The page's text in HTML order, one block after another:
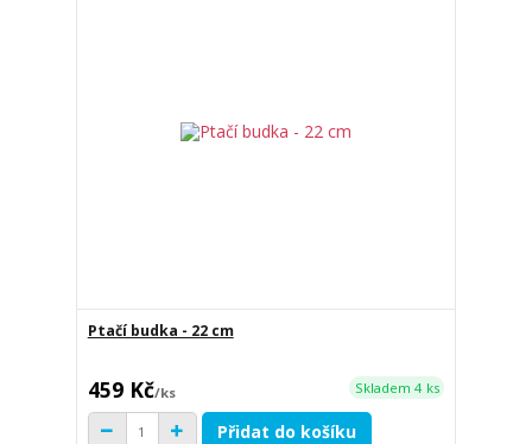
Ptačí budka - 22 cm
459 Kč/ks Skladem 4 ks
Přidat do košíku